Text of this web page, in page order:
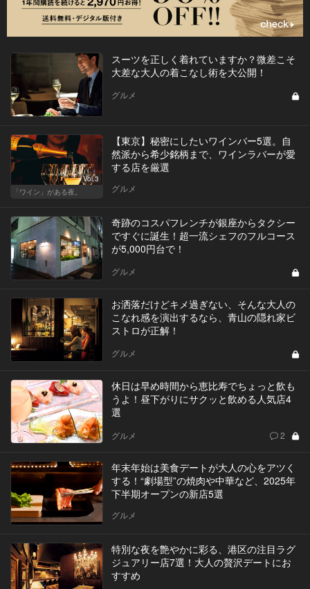
スーツを正しく着れていますか？微差こそ
大差な大人の着こなし術を大公開！
グルメ
Vol.3
「ワイン」がある夜。
【東京】秘密にしたいワインバー5選。自
然派から希少銘柄まで、ワインラバーが愛
する店を厳選
グルメ
奇跡のコスパフレンチが銀座からタクシー
ですぐに誕生！超一流シェフのフルコース
が5,000円台で！
グルメ
お洒落だけどキメ過ぎない、そんな大人の
こなれ感を演出するなら、青山の隠れ家ビ
ストロが正解！
グルメ
休日は早め時間から恵比寿でちょっと飲も
うよ！昼下がりにサクッと飲める人気店4
選
グルメ 2
年末年始は美食デートが大人の心をアツく
する！“劇場型”の焼肉や中華など、2025年
下半期オープンの新店5選
グルメ
特別な夜を艶やかに彩る、港区の注目ラグ
ジュアリー店7選！大人の贅沢デートにお
すすめ